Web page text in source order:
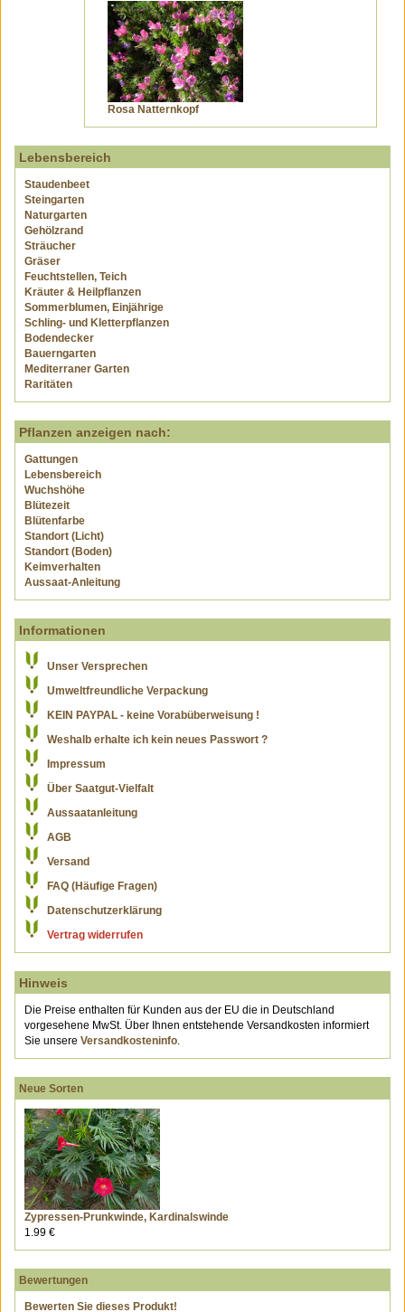
Rosa Natternkopf
Lebensbereich
Staudenbeet
Steingarten
Naturgarten
Gehölzrand
Sträucher
Gräser
Feuchtstellen, Teich
Kräuter & Heilpflanzen
Sommerblumen, Einjährige
Schling- und Kletterpflanzen
Bodendecker
Bauerngarten
Mediterraner Garten
Raritäten
Pflanzen anzeigen nach:
Gattungen
Lebensbereich
Wuchshöhe
Blütezeit
Blütenfarbe
Standort (Licht)
Standort (Boden)
Keimverhalten
Aussaat-Anleitung
Informationen
Unser Versprechen
Umweltfreundliche Verpackung
KEIN PAYPAL - keine Vorabüberweisung !
Weshalb erhalte ich kein neues Passwort ?
Impressum
Über Saatgut-Vielfalt
Aussaatanleitung
AGB
Versand
FAQ (Häufige Fragen)
Datenschutzerklärung
Vertrag widerrufen
Hinweis
Die Preise enthalten für Kunden aus der EU die in Deutschland
vorgesehene MwSt. Über Ihnen entstehende Versandkosten informiert
Sie unsere Versandkosteninfo.
Neue Sorten
Zypressen-Prunkwinde, Kardinalswinde
1.99 €
Bewertungen
Bewerten Sie dieses Produkt!